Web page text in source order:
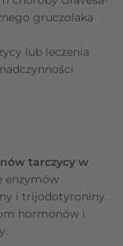
gruczolaka
lub leczenia
tarczycy w
enzymów
i trijodotyroniny.
hormonów i